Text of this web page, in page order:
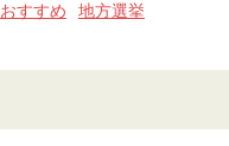
おすすめ
地方選挙